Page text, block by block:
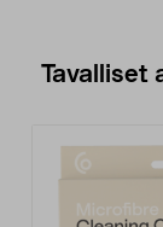
Tavalliset